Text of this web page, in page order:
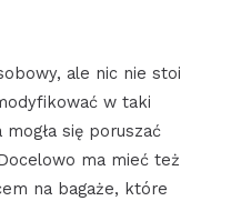
ale nic nie stoi
w taki
się poruszać
ma mieć też
na bagaże, które